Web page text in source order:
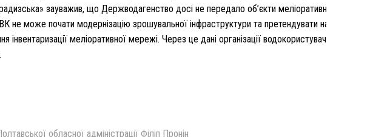
зауважив, що Держводагенство досі не передало об’єкти меліоративної
не може почати модернізацію зрошувальної інфраструктури та претендувати на гранти.
меліоративної мережі. Через це дані організації водокористувачів не
обласної адміністрації Філіп Пронін